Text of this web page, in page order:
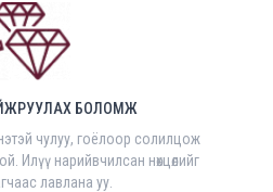
БОЛОМЖ
чулуу, гоёлоор солилцож
Илүү нарийвчилсан нөхцөлийг
лавлана уу.